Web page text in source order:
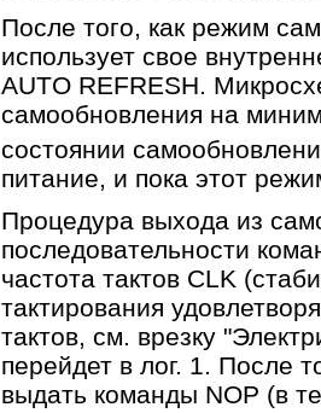
После того, как режим
использует свое
AUTO REFRESH.
самообновления на
состоянии
питание, и пока этот
Процедура выхода из
последовательности
частота тактов CLK
тактирования
тактов, см. врезку
перейдет в лог. 1. После
выдать команды NOP (в